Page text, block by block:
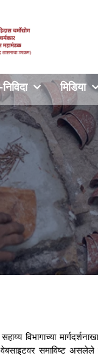
मिडिया
विभागाच्या
समाविष्ट असलेले